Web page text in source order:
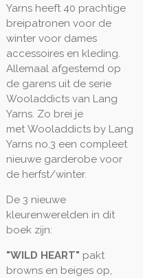
Yarns heeft 40 prachtige
breipatronen voor de
winter voor dames
accessoires en kleding.
Allemaal afgestemd op
de garens uit de serie
Wooladdicts van Lang
Yarns. Zo brei je
met Wooladdicts by Lang
Yarns no.3 een compleet
nieuwe garderobe voor
de herfst/winter.
De 3 nieuwe
kleurenwerelden in dit
boek zijn:
"WILD HEART" pakt
browns en beiges op,